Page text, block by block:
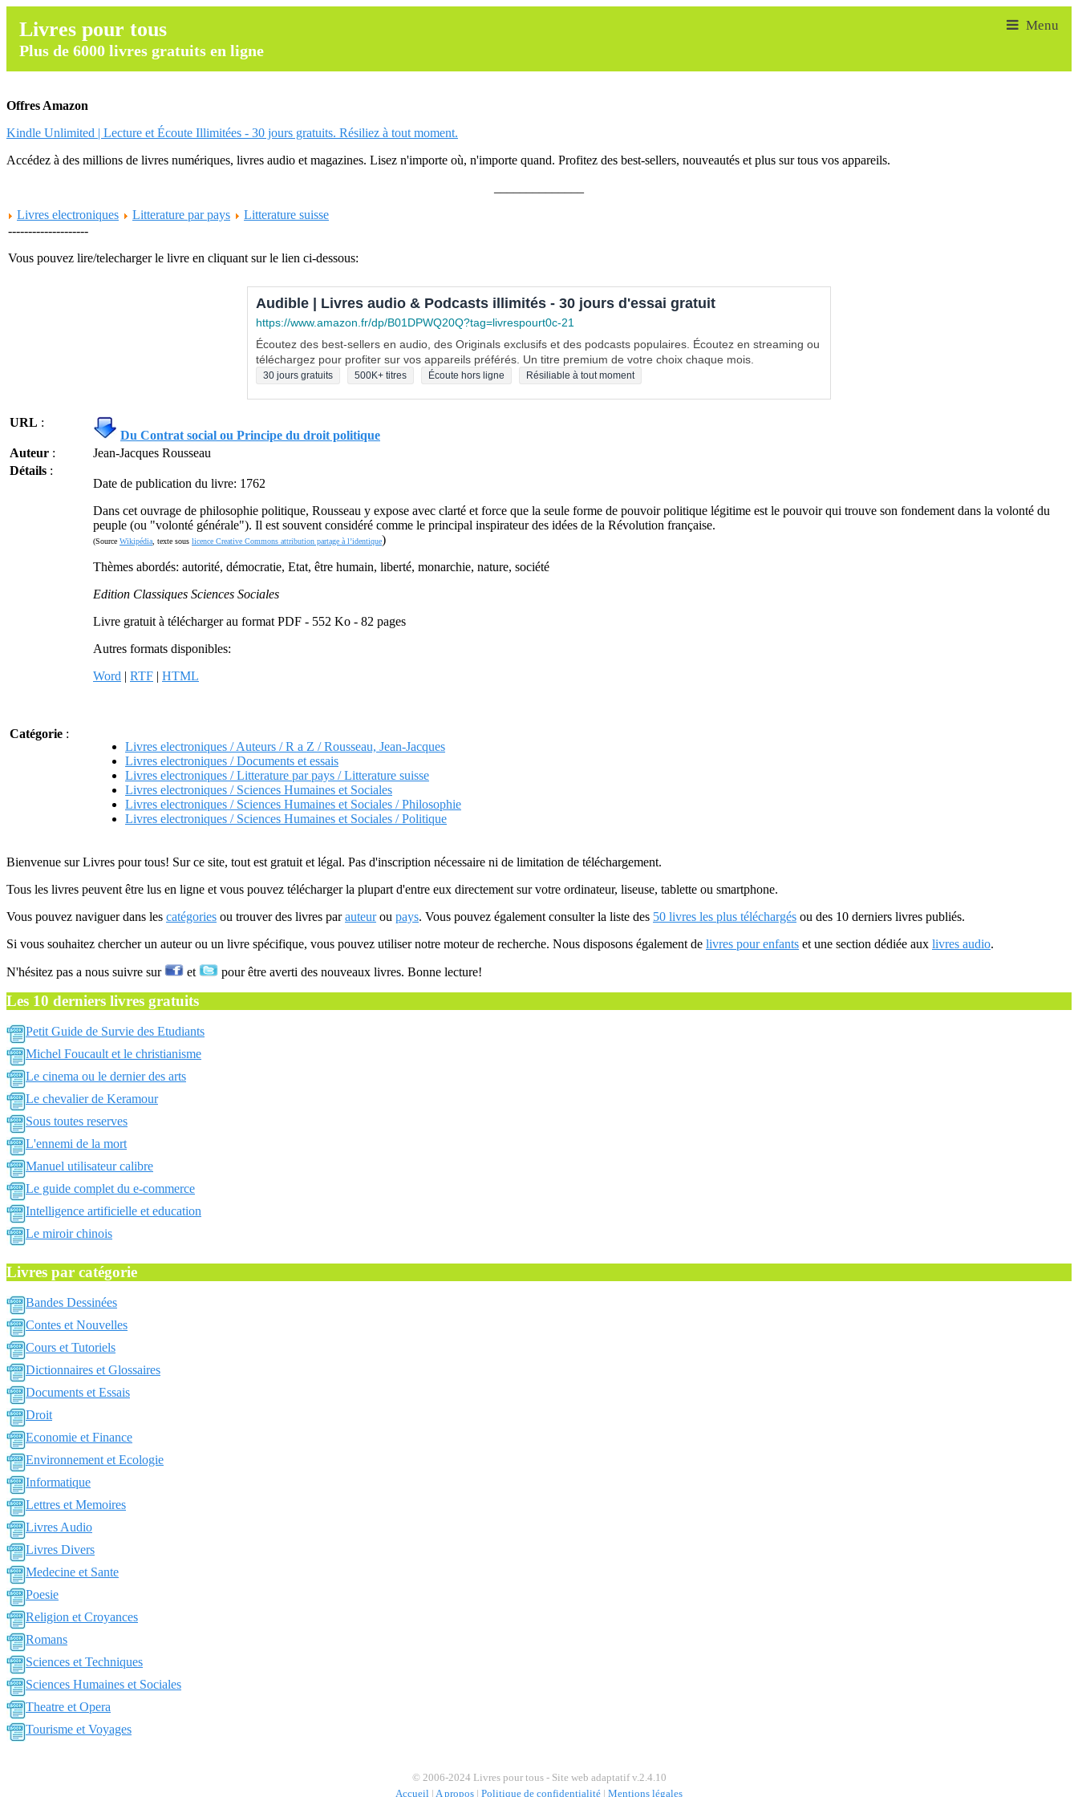
Livres pour tous
Plus de 6000 livres gratuits en ligne
Offres Amazon
Kindle Unlimited | Lecture et Écoute Illimitées - 30 jours gratuits. Résiliez à tout moment.
Accédez à des millions de livres numériques, livres audio et magazines. Lisez n'importe où, n'importe quand. Profitez des best-sellers, nouveautés et plus sur tous vos appareils.
Livres electroniques
Litterature par pays
Litterature suisse
--------------------
Vous pouvez lire/telecharger le livre en cliquant sur le lien ci-dessous:
Audible | Livres audio & Podcasts illimités - 30 jours d'essai gratuit
https://www.amazon.fr/dp/B01DPWQ20Q?tag=livrespourt0c-21
Écoutez des best-sellers en audio, des Originals exclusifs et des podcasts populaires. Écoutez en streaming ou
téléchargez pour profiter sur vos appareils préférés. Un titre premium de votre choix chaque mois.
30 jours gratuits 500K+ titres Écoute hors ligne Résiliable à tout moment
URL :
Du Contrat social ou Principe du droit politique
Auteur :
Jean-Jacques Rousseau
Détails :
Date de publication du livre: 1762
Dans cet ouvrage de philosophie politique, Rousseau y expose avec clarté et force que la seule forme de pouvoir politique légitime est le pouvoir qui trouve son fondement dans la volonté du
peuple (ou "volonté générale"). Il est souvent considéré comme le principal inspirateur des idées de la Révolution française.
(Source Wikipédia , texte sous licence Creative Commons attribution partage à l’identique)
Thèmes abordés: autorité, démocratie, Etat, être humain, liberté, monarchie, nature, société
Edition Classiques Sciences Sociales
Livre gratuit à télécharger au format PDF - 552 Ko - 82 pages
Autres formats disponibles:
Word | RTF | HTML
Catégorie :
Livres electroniques / Auteurs / R a Z / Rousseau, Jean-Jacques
Livres electroniques / Documents et essais
Livres electroniques / Litterature par pays / Litterature suisse
Livres electroniques / Sciences Humaines et Sociales
Livres electroniques / Sciences Humaines et Sociales / Philosophie
Livres electroniques / Sciences Humaines et Sociales / Politique
Bienvenue sur Livres pour tous! Sur ce site, tout est gratuit et légal. Pas d'inscription nécessaire ni de limitation de téléchargement.
Tous les livres peuvent être lus en ligne et vous pouvez télécharger la plupart d'entre eux directement sur votre ordinateur, liseuse, tablette ou smartphone.
Vous pouvez naviguer dans les catégories ou trouver des livres parauteurou pays. Vous pouvez également consulter la liste des 50 livres les plus téléchargés ou des 10 derniers livres publiés.
Si vous souhaitez chercher un auteur ou un livre spécifique, vous pouvez utiliser notre moteur de recherche. Nous disposons également de livres pour enfants et une section dédiée aux livres audio.
N'hésitez pas a nous suivre sur et pour être averti des nouveaux livres. Bonne lecture!
Les 10 derniers livres gratuits
Petit Guide de Survie des Etudiants
Michel Foucault et le christianisme
Le cinema ou le dernier des arts
Le chevalier de Keramour
Sous toutes reserves
L'ennemi de la mort
Manuel utilisateur calibre
Le guide complet du e-commerce
Intelligence artificielle et education
Le miroir chinois
Livres par catégorie
Bandes Dessinées
Contes et Nouvelles
Cours et Tutoriels
Dictionnaires et Glossaires
Documents et Essais
Droit
Economie et Finance
Environnement et Ecologie
Informatique
Lettres et Memoires
Livres Audio
Livres Divers
Medecine et Sante
Poesie
Religion et Croyances
Romans
Sciences et Techniques
Sciences Humaines et Sociales
Theatre et Opera
Tourisme et Voyages
© 2006-2024 Livres pour tous - Site web adaptatif v.2.4.10
Accueil A propos Politique de confidentialité Mentions légales